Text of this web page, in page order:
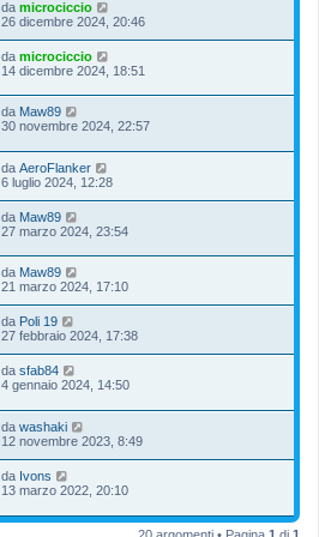
da microciccio
26 dicembre 2024, 20:46
da microciccio
14 dicembre 2024, 18:51
da Maw89
30 novembre 2024, 22:57
da AeroFlanker
6 luglio 2024, 12:28
da Maw89
27 marzo 2024, 23:54
da Maw89
21 marzo 2024, 17:10
da Poli 19
27 febbraio 2024, 17:38
da sfab84
4 gennaio 2024, 14:50
da washaki
12 novembre 2023, 8:49
da Ivons
13 marzo 2022, 20:10